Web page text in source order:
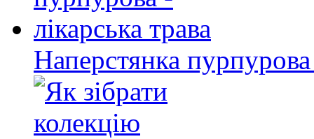
Наперстянка пурпурова